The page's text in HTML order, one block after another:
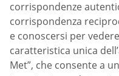
corrispondenze
corrispondenza
e conoscersi per
caratteristica unica
Met”, che consente a